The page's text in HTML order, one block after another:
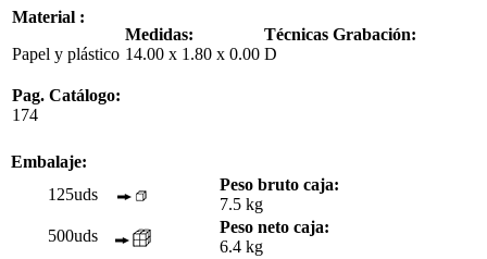
Material :
Papel y plástico
Medidas:
14.00 x 1.80 x 0.00
Técnicas Grabación:
D
Pag. Catálogo:
174
Embalaje:
125uds
Peso bruto caja:
7.5 kg
500uds
Peso neto caja:
6.4 kg